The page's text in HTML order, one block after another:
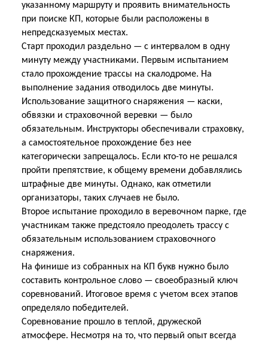
указанному маршруту и проявить внимательность
при поиске КП, которые были расположены в
непредсказуемых местах.
Старт проходил раздельно — с интервалом в одну
минуту между участниками. Первым испытанием
стало прохождение трассы на скалодроме. На
выполнение задания отводилось две минуты.
Использование защитного снаряжения — каски,
обвязки и страховочной веревки — было
обязательным. Инструкторы обеспечивали страховку,
а самостоятельное прохождение без нее
категорически запрещалось. Если кто-то не решался
пройти препятствие, к общему времени добавлялись
штрафные две минуты. Однако, как отметили
организаторы, таких случаев не было.
Второе испытание проходило в веревочном парке, где
участникам также предстояло преодолеть трассу с
обязательным использованием страховочного
снаряжения.
На финише из собранных на КП букв нужно было
составить контрольное слово — своеобразный ключ
соревнований. Итоговое время с учетом всех этапов
определяло победителей.
Соревнование прошло в теплой, дружеской
атмосфере. Несмотря на то, что первый опыт всегда